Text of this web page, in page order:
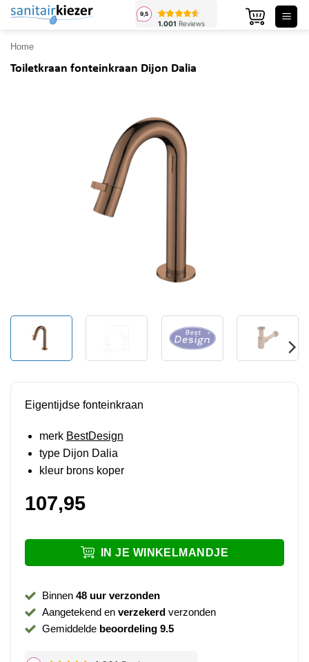
Ga
inhoud
Home
Toiletkraan fonteinkraan Dijon Dalia
Eigentijdse fonteinkraan
merk BestDesign
type Dijon Dalia
kleur brons koper
107,95
IN JE WINKELMANDJE
Binnen 48 uur verzonden
Aangetekend en verzekerdverzonden
Gemiddelde beoordeling 9.5